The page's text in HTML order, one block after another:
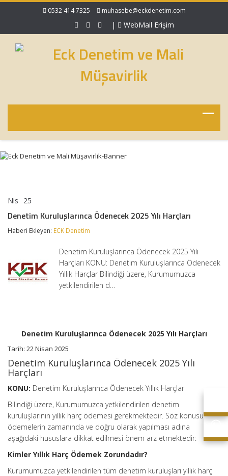
0532 414 7325 muhasebe@eckdenetim.com
| WebMail Erişim
Nis 25
Ödenecek
2025
Yılı
Denetim Kuruluşlarınca Ödenecek 2025 Yılı Harçları
Haberi Ekleyen: ECK Denetim
Denetim Kuruluşlarınca Ödenecek 2025 Yılı
Harçları KONU: Denetim Kuruluşlarınca Ödenecek
Yıllık Harçlar Bilindiği üzere, Kurumumuzca
yetkilendirilen d…
Denetim Kuruluşlarınca Ödenecek 2025 Yılı Harçları
Tarih: 22 Nisan 2025
Denetim Kuruluşlarınca Ödenecek 2025 Yılı
Harçları
KONU: Denetim Kuruluşlarınca Ödenecek Yıllık Harçlar
Bilindiği üzere, Kurumumuzca yetkilendirilen denetim
kuruluşlarının yıllık harç ödemesi gerekmektedir. Söz konusu
ödemelerin zamanında ve doğru olarak yapılması adına
aşağıdaki hususlara dikkat edilmesi önem arz etmektedir:
Kimler Yıllık Harç Ödemek Zorundadır?
Kurumumuzca yetkilendirilen tüm denetim kuruluşları yıllık harç